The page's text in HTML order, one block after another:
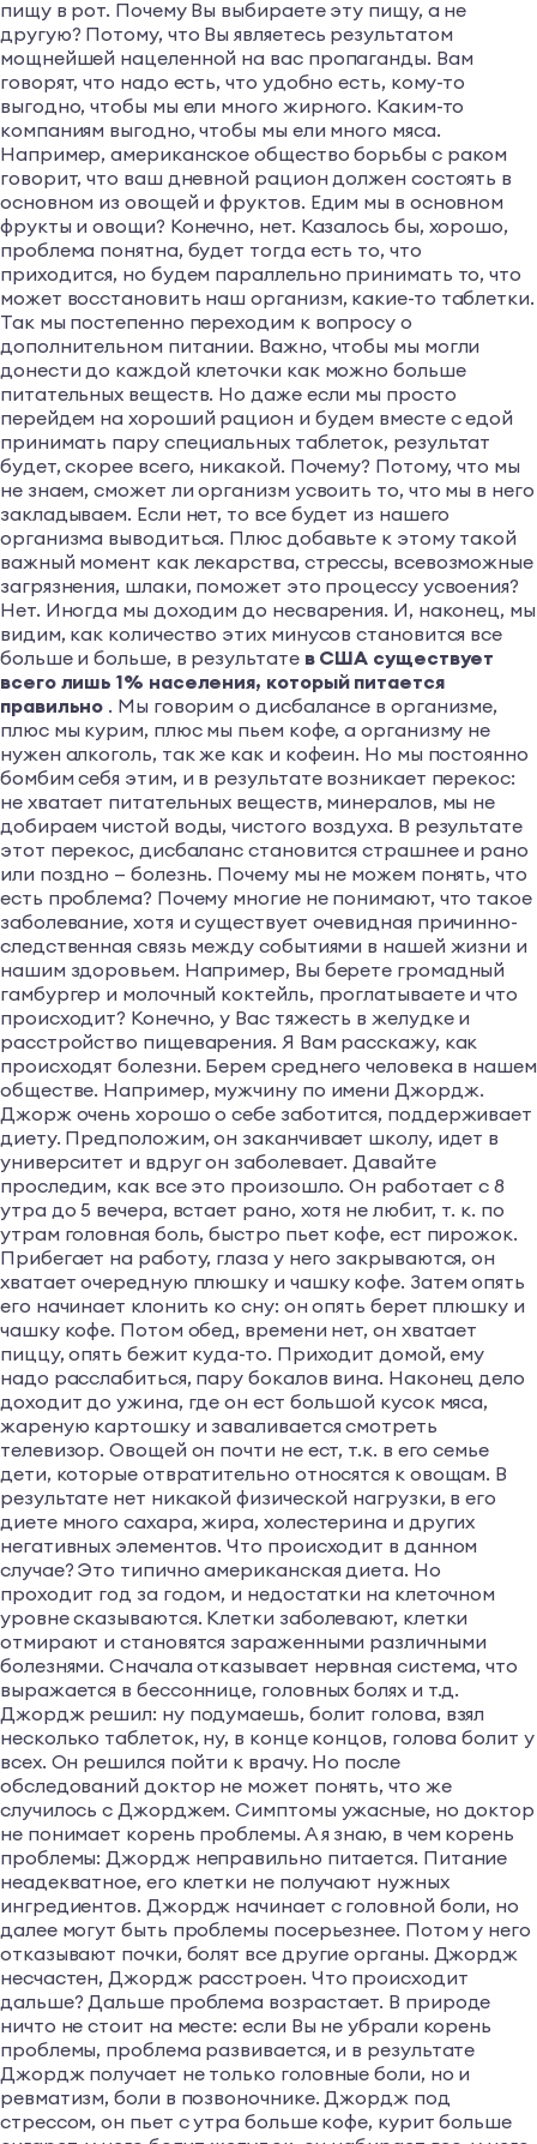
пищу в рот. Почему Вы выбираете эту пищу, а не
другую? Потому, что Вы являетесь результатом
мощнейшей нацеленной на вас пропаганды. Вам
говорят, что надо есть, что удобно есть, кому-то
выгодно, чтобы мы ели много жирного. Каким-то
компаниям выгодно, чтобы мы ели много мяса.
Например, американское общество борьбы с раком
говорит, что ваш дневной рацион должен состоять в
основном из овощей и фруктов. Едим мы в основном
фрукты и овощи? Конечно, нет. Казалось бы, хорошо,
проблема понятна, будет тогда есть то, что
приходится, но будем параллельно принимать то, что
может восстановить наш организм, какие-то таблетки.
Так мы постепенно переходим к вопросу о
дополнительном питании. Важно, чтобы мы могли
донести до каждой клеточки как можно больше
питательных веществ. Но даже если мы просто
перейдем на хороший рацион и будем вместе с едой
принимать пару специальных таблеток, результат
будет, скорее всего, никакой. Почему? Потому, что мы
не знаем, сможет ли организм усвоить то, что мы в него
закладываем. Если нет, то все будет из нашего
организма выводиться. Плюс добавьте к этому такой
важный момент как лекарства, стрессы, всевозможные
загрязнения, шлаки, поможет это процессу усвоения?
Нет. Иногда мы доходим до несварения. И, наконец, мы
видим, как количество этих минусов становится все
больше и больше, в результате в США существует
всего лишь 1% населения, который питается
правильно . Мы говорим о дисбалансе в организме,
плюс мы курим, плюс мы пьем кофе, а организму не
нужен алкоголь, так же как и кофеин. Но мы постоянно
бомбим себя этим, и в результате возникает перекос:
не хватает питательных веществ, минералов, мы не
добираем чистой воды, чистого воздуха. В результате
этот перекос, дисбаланс становится страшнее и рано
или поздно — болезнь. Почему мы не можем понять, что
есть проблема? Почему многие не понимают, что такое
заболевание, хотя и существует очевидная причинно-
следственная связь между событиями в нашей жизни и
нашим здоровьем. Например, Вы берете громадный
гамбургер и молочный коктейль, проглатываете и что
происходит? Конечно, у Вас тяжесть в желудке и
расстройство пищеварения. Я Вам расскажу, как
происходят болезни. Берем среднего человека в нашем
обществе. Например, мужчину по имени Джордж.
Джорж очень хорошо о себе заботится, поддерживает
диету. Предположим, он заканчивает школу, идет в
университет и вдруг он заболевает. Давайте
проследим, как все это произошло. Он работает с 8
утра до 5 вечера, встает рано, хотя не любит, т. к. по
утрам головная боль, быстро пьет кофе, ест пирожок.
Прибегает на работу, глаза у него закрываются, он
хватает очередную плюшку и чашку кофе. Затем опять
его начинает клонить ко сну: он опять берет плюшку и
чашку кофе. Потом обед, времени нет, он хватает
пиццу, опять бежит куда-то. Приходит домой, ему
надо расслабиться, пару бокалов вина. Наконец дело
доходит до ужина, где он ест большой кусок мяса,
жареную картошку и заваливается смотреть
телевизор. Овощей он почти не ест, т.к. в его семье
дети, которые отвратительно относятся к овощам. В
результате нет никакой физической нагрузки, в его
диете много сахара, жира, холестерина и других
негативных элементов. Что происходит в данном
случае? Это типично американская диета. Но
проходит год за годом, и недостатки на клеточном
уровне сказываются. Клетки заболевают, клетки
отмирают и становятся зараженными различными
болезнями. Сначала отказывает нервная система, что
выражается в бессоннице, головных болях и т.д.
Джордж решил: ну подумаешь, болит голова, взял
несколько таблеток, ну, в конце концов, голова болит у
всех. Он решился пойти к врачу. Но после
обследований доктор не может понять, что же
случилось с Джорджем. Симптомы ужасные, но доктор
не понимает корень проблемы. А я знаю, в чем корень
проблемы: Джордж неправильно питается. Питание
неадекватное, его клетки не получают нужных
ингредиентов. Джордж начинает с головной боли, но
далее могут быть проблемы посерьезнее. Потом у него
отказывают почки, болят все другие органы. Джордж
несчастен, Джордж расстроен. Что происходит
дальше? Дальше проблема возрастает. В природе
ничто не стоит на месте: если Вы не убрали корень
проблемы, проблема развивается, и в результате
Джордж получает не только головные боли, но и
ревматизм, боли в позвоночнике. Джордж под
стрессом, он пьет с утра больше кофе, курит больше